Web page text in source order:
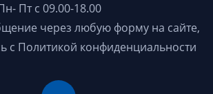
Пт с 09.00-18.00
через любую форму на сайте,
с Политикой конфиденциальности